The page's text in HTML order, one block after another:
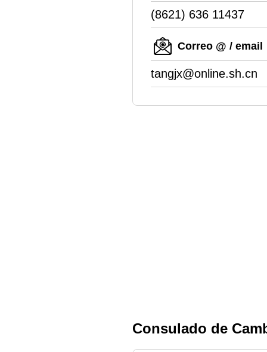
(8621) 636 11437
Correo @ / email
tangjx@online.sh.cn
Consulado de